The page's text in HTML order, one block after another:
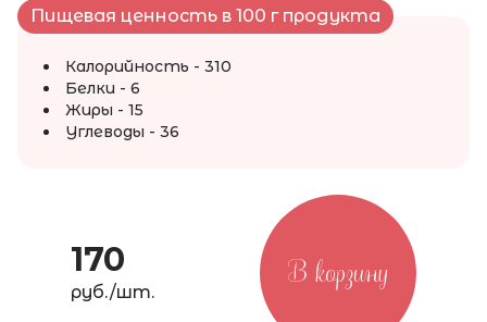
Пищевая ценность в 100 г продукта
Калорийность - 310
Белки - 6
Жиры - 15
Углеводы - 36
170
руб./шт.
В корзину